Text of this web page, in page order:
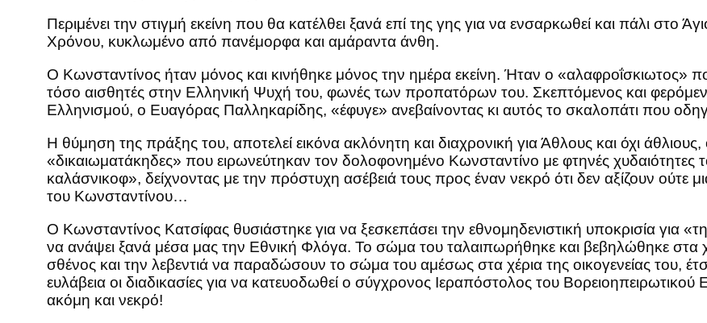
Περιμένει την στιγμή εκείνη που θα κατέλθει ξανά επί της γης για να ενσαρκωθεί και πάλι
Χρόνου, κυκλωμένο από πανέμορφα και αμάραντα άνθη.
Ο Κωνσταντίνος ήταν μόνος και κινήθηκε μόνος την ημέρα εκείνη. Ήταν ο «αλαφροΐσκιωτος»
τόσο αισθητές στην Ελληνική Ψυχή του, φωνές των προπατόρων του. Σκεπτόμενος και
Ελληνισμού, ο Ευαγόρας Παλληκαρίδης, «έφυγε» ανεβαίνοντας κι αυτός το σκαλοπάτι που
Η θύμηση της πράξης του, αποτελεί εικόνα ακλόνητη και διαχρονική για Άθλους και όχι άθλιους,
«δικαιωματάκηδες» που ειρωνεύτηκαν τον δολοφονημένο Κωνσταντίνο με φτηνές χυδαιότητες
καλάσνικοφ», δείχνοντας με την πρόστυχη ασέβειά τους προς έναν νεκρό ότι δεν αξίζουν ούτε
του Κωνσταντίνου…
Ο Κωνσταντίνος Κατσίφας θυσιάστηκε για να ξεσκεπάσει την εθνομηδενιστική υποκρισία για
να ανάψει ξανά μέσα μας την Εθνική Φλόγα. Το σώμα του ταλαιπωρήθηκε και βεβηλώθηκε στα
σθένος και την λεβεντιά να παραδώσουν το σώμα του αμέσως στα χέρια της οικογενείας του,
ευλάβεια οι διαδικασίες για να κατευοδωθεί ο σύγχρονος Ιεραπόστολος του
ακόμη και νεκρό!